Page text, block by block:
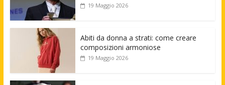
19 Maggio 2026
Abiti da donna a strati: come creare
composizioni armoniose
19 Maggio 2026